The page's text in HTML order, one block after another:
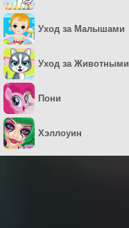
Уход за Малышами
Уход за Животными
Пони
Хэллоуин